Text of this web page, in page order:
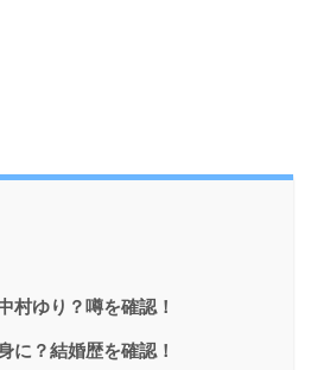
村ゆり？噂を確認！
に？結婚歴を確認！